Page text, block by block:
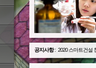
공지사항: 2020 스마트건설